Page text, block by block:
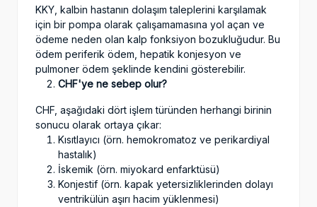
KKY, kalbin hastanın dolaşım taleplerini karşılamak
için bir pompa olarak çalışamamasına yol açan ve
ödeme neden olan kalp fonksiyon bozukluğudur. Bu
ödem periferik ödem, hepatik konjesyon ve
pulmoner ödem şeklinde kendini gösterebilir.
CHF'ye ne sebep olur?
CHF, aşağıdaki dört işlem türünden herhangi birinin
sonucu olarak ortaya çıkar:
Kısıtlayıcı (örn. hemokromatoz ve perikardiyal
hastalık)
İskemik (örn. miyokard enfarktüsü)
Konjestif (örn. kapak yetersizliklerinden dolayı
ventrikülün aşırı hacim yüklenmesi)